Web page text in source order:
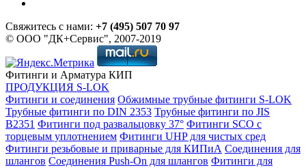
Свяжитесь с нами: +7 (495) 507 70 97
© ООО "ДК+Сервис", 2007-2019
Фитинги и Арматура КИП
ПРОДУКЦИЯ S-LOK
Фитинги и соединения Обжимные трубные фитинги S-LOK
Трубные фитинги по DIN 2353 Трубные фитинги по JIS
B2351 Фитинги под развальцовку 37° Фитинги SCO с
торцевым уплотнением Фитинги UHP для чистых сред
Фитинги резьбовые и приварные для КИПиА Соединения для
шлангов Соединения Push-On для шлангов Фитинги для